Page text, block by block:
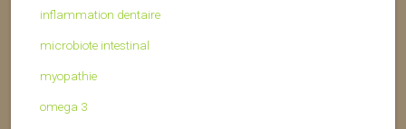
inflammation dentaire
microbiote intestinal
myopathie
omega 3